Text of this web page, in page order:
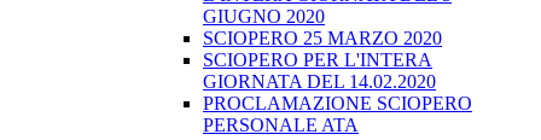
GIUGNO 2020
SCIOPERO 25 MARZO 2020
SCIOPERO PER L'INTERA
GIORNATA DEL 14.02.2020
PROCLAMAZIONE SCIOPERO
PERSONALE ATA